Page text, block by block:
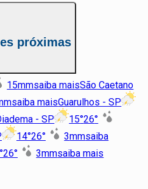
próximas
15mmsaiba maisSão Caetano
saiba maisGuarulhos - SP
- SP 15°26°
14°26° 3mmsaiba
°26° 3mmsaiba mais